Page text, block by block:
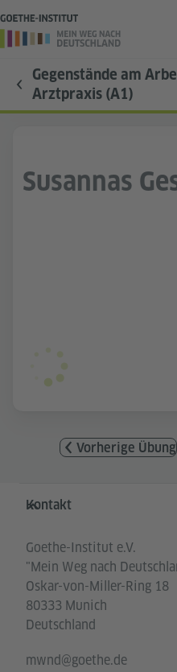
Gegenstände am
Arztpraxis (A1)
Susannas
Vorherige Übung
Service- und
Kontakt
Goethe-Institut e.V.
"Mein Weg nach
Oskar-von-Miller-Ring 18
80333 Munich
Deutschland
mwnd@goethe.de